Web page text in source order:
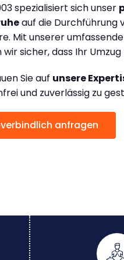
spezialisiert sich unser
auf die Durchführung
Mit unserer
wir sicher, dass Ihr
Sie auf unsere
und zuverlässig zu
anfragen